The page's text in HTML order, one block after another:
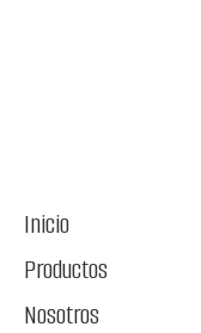
Inicio
Productos
Nosotros